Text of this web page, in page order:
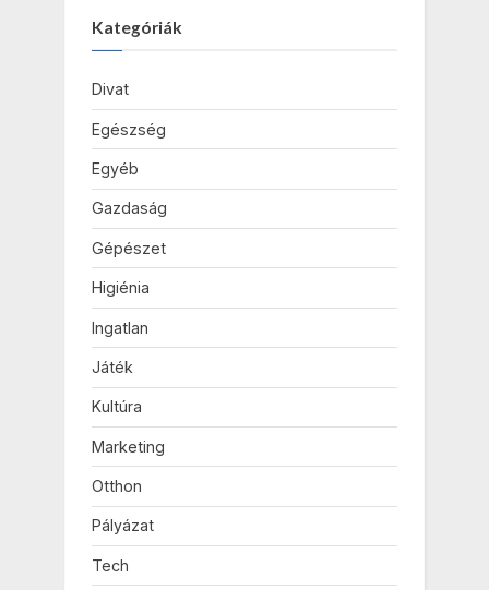
Kategóriák
Divat
Egészség
Egyéb
Gazdaság
Gépészet
Higiénia
Ingatlan
Játék
Kultúra
Marketing
Otthon
Pályázat
Tech